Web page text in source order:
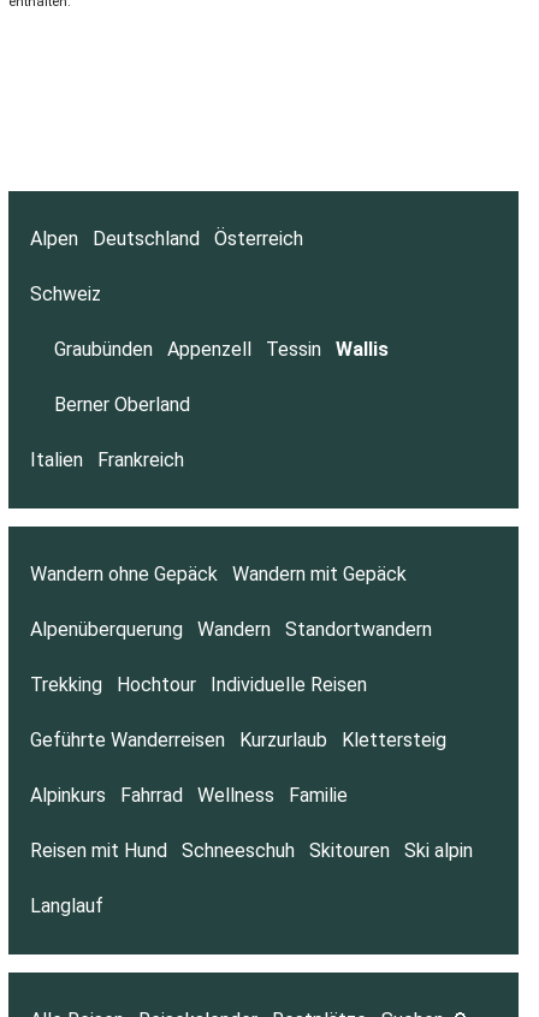
Alpen Deutschland Österreich
Schweiz
Graubünden Appenzell Tessin Wallis
Berner Oberland
Italien Frankreich
Wandern ohne Gepäck Wandern mit Gepäck
Alpenüberquerung Wandern Standortwandern
Trekking Hochtour Individuelle Reisen
Geführte Wanderreisen Kurzurlaub Klettersteig
Alpinkurs Fahrrad Wellness Familie
Reisen mit Hund Schneeschuh Skitouren Ski alpin
Langlauf